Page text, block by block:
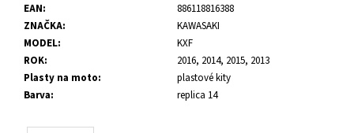
EAN:
886118816388
ZNAČKA:
KAWASAKI
MODEL:
KXF
ROK:
2016, 2014, 2015, 2013
Plasty na moto:
plastové kity
Barva: replica 14
o
m
m
n
d